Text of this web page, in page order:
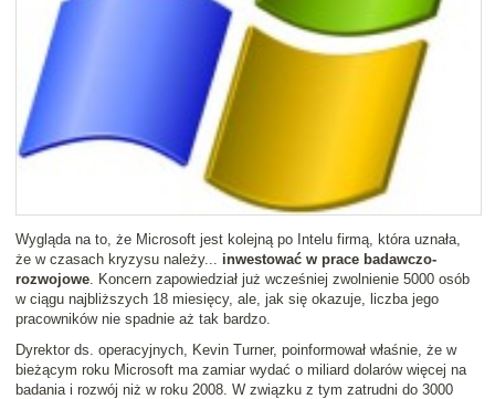
Wygląda na to, że Microsoft jest kolejną po Intelu firmą, która uznała,
że w czasach kryzysu należy... inwestować w prace badawczo-
rozwojowe . Koncern zapowiedział już wcześniej zwolnienie 5000 osób
w ciągu najbliższych 18 miesięcy, ale, jak się okazuje, liczba jego
pracowników nie spadnie aż tak bardzo.
Dyrektor ds. operacyjnych, Kevin Turner, poinformował właśnie, że w
bieżącym roku Microsoft ma zamiar wydać o miliard dolarów więcej na
badania i rozwój niż w roku 2008. W związku z tym zatrudni do 3000